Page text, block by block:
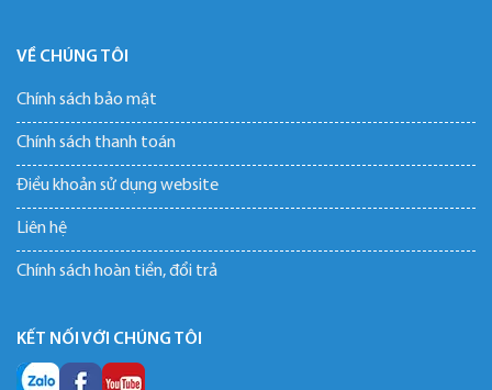
VỀ CHÚNG TÔI
Chính sách bảo mật
Chính sách thanh toán
Điều khoản sử dụng website
Liên hệ
Chính sách hoàn tiền, đổi trả
KẾT NỐI VỚI CHÚNG TÔI